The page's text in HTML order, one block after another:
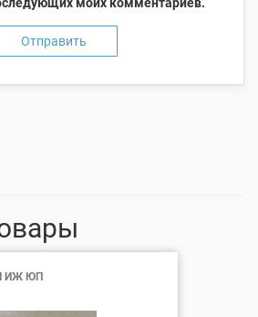
ИЖ ЮП